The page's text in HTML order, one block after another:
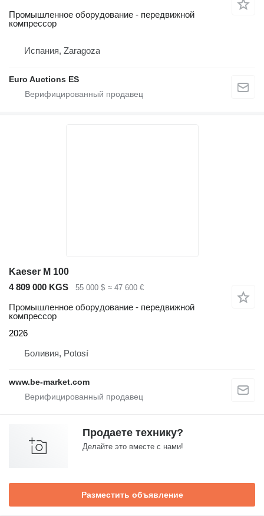
Промышленное оборудование - передвижной
компрессор
Испания, Zaragoza
Euro Auctions ES
Kaeser M 100
4 809 000 KGS
55 000 $ ≈ 47 600 €
Промышленное оборудование - передвижной
компрессор
2026
Боливия, Potosí
www.be-market.com
Продаете технику?
Делайте это вместе с нами!
Разместить объявление